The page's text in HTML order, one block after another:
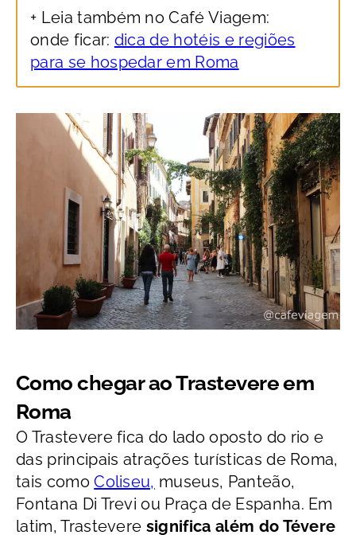
+ Leia também no Café Viagem:
onde ficar: dica de hotéis e regiões
para se hospedar em Roma
Como chegar ao Trastevere em
Roma
O Trastevere fica do lado oposto do rio e
das principais atrações turísticas de Roma,
tais comoColiseu, museus, Panteão,
Fontana Di Trevi ou Praça de Espanha. Em
latim, Trastevere significa além do Tévere